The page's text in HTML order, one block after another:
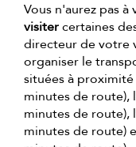
Vous n'aurez pas
visitercertaines
directeur de votre
organiser le
situées à
minutes de route),
minutes de route),
minutes de route)